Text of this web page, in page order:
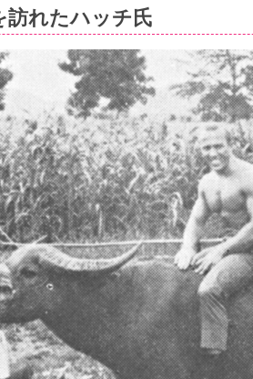
訪れたハッチ氏